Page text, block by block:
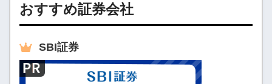
おすすめ証券会社
SBI証券